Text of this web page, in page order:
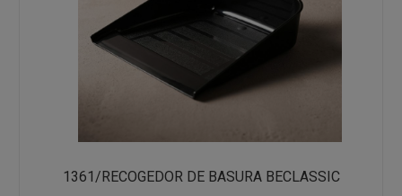
1361/RECOGEDOR DE BASURA BECLASSIC